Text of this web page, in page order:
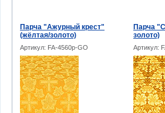
Парча "Ажурный крест"
(жёлтая/золото)
Парча
золото)
Артикул: FA-4560p-GO Артикул: